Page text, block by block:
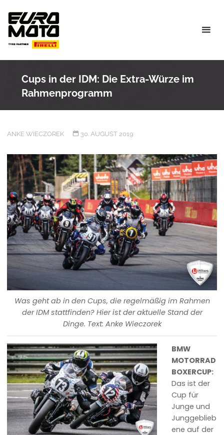
content
Cups in der IDM: Die Extra-Würze im
Rahmenprogramm
ANKE WIECZOREK 30. AUGUST 2019
Was geht ab in den Cups, die regelmäßig im Rahmen
der IDM stattfinden? Hier ist der aktuelle Stand der
Dinge. Text: Anke Wieczorek
BMW
MOTORRAD
BOXERCUP:
Das ist der
Cup für
Junge und
Junggeblieb
ene auf der